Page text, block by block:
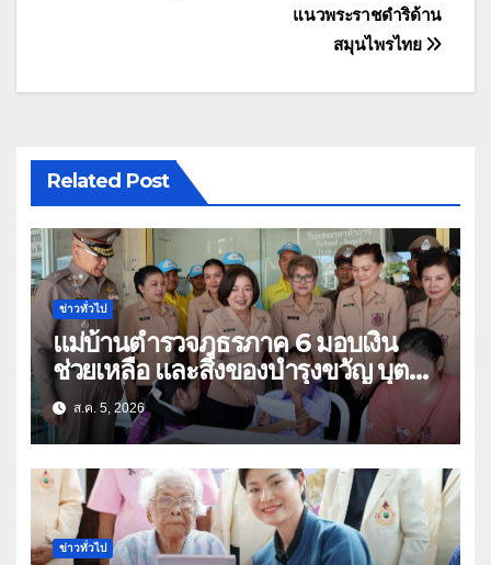
แนวพระราชดำริด้าน
สมุนไพรไทย
Related Post
ข่าวทั่วไป
แม่บ้านตำรวจภูธรภาค 6 มอบเงิน
ช่วยเหลือ และสิ่งของบำรุงขวัญ บุตร-
ธิดา ข้าราชการตำรวจจังหวัด
อุทัยธานี
ส.ค. 5, 2026
ข่าวทั่วไป